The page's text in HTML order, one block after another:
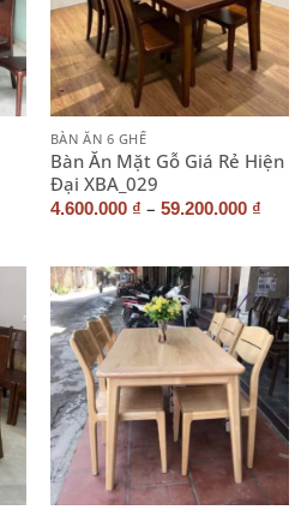
BÀN ĂN 6 GHẾ
Bàn Ăn Mặt Gỗ Giá Rẻ Hiện
Đại XBA_029
4.600.000 ₫ – 59.200.000 ₫